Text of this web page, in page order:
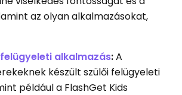
az olyan alkalmazásokat,
alkalmazás:A
készült szülői felügyeleti
például a FlashGet Kids